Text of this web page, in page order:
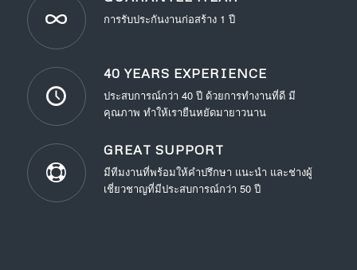
การรับประกันงานก่อสร้าง 1 ปี
40 YEARS EXPERIENCE
ประสบการณ์กว่า 40 ปี ด้วยการทำงานที่ดี มี
คุณภาพ ทำให้เรายืนหยัดมายาวนาน
GREAT SUPPORT
มีทีมงานที่พร้อมให้คำปรึกษา แนะนำ และช่างผู้
เชี่ยวชาญที่มีประสบการณ์กว่า 50 ปี